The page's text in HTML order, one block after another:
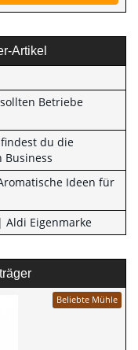
Artikel
Betriebe
du die
Business
Ideen für
Aldi Eigenmarke
Beliebte Mühle